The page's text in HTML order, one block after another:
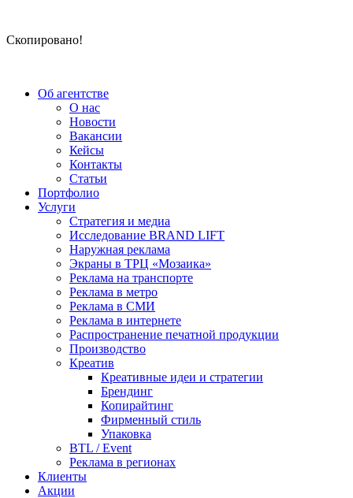
Скопировано!
Об агентстве
О нас
Новости
Вакансии
Кейсы
Контакты
Статьи
Портфолио
Услуги
Стратегия и медиа
Исследование BRAND LIFT
Наружная реклама
Экраны в ТРЦ «Мозаика»
Реклама на транспорте
Реклама в метро
Реклама в СМИ
Реклама в интернете
Распространение печатной продукции
Производство
Креатив
Креативные идеи и стратегии
Брендинг
Копирайтинг
Фирменный стиль
Упаковка
BTL / Event
Реклама в регионах
Клиенты
Акции